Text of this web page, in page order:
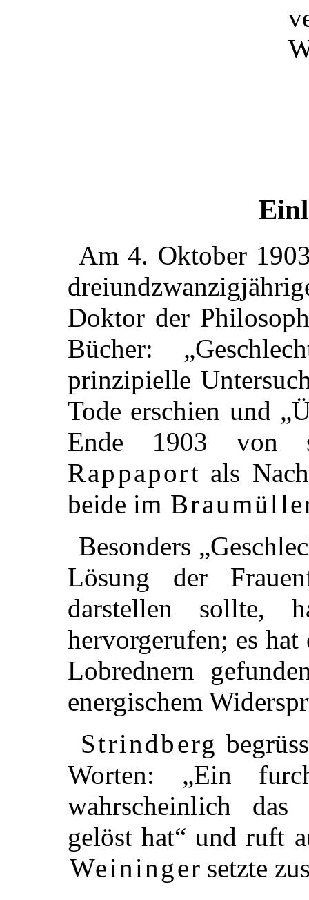
Am 4. Oktober
Doktor der
Bücher:
prinzipielle
Tode erschien und
Ende 1903 von
Rappaportals
beide im
Besonders
Lösung der
darstellen sollte,
hervorgerufen; es
Lobrednern
energischem
Strindberg
Worten: „Ein
wahrscheinlich das
gelöst hat“ und ruft
Weiningersetzte